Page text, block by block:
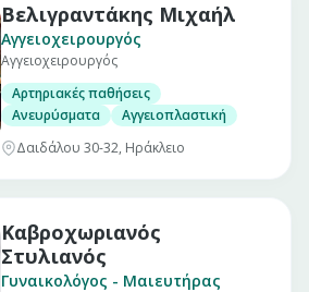
Βελιγραντάκης Μιχαήλ
Αγγειοχειρουργός
Αγγειοχειρουργός
Αρτηριακές παθήσεις
Ανευρύσματα
Αγγειοπλαστική
Δαιδάλου 30-32, Ηράκλειο
Καβροχωριανός
Στυλιανός
Γυναικολόγος - Μαιευτήρας